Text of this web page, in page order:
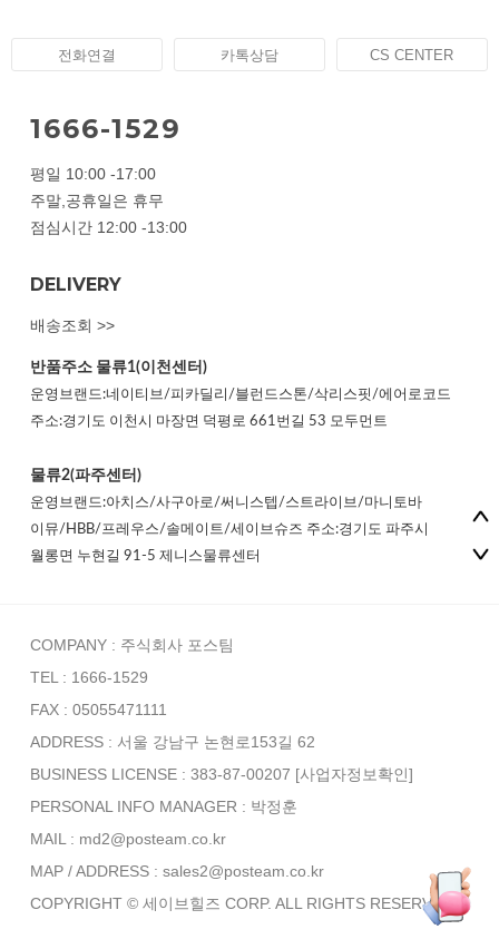
전화연결 카톡상담 CS CENTER
1666-1529
평일 10:00 -17:00
주말,공휴일은 휴무
점심시간 12:00 -13:00
DELIVERY
배송조회 >>
반품주소 물류1(이천센터)
운영브랜드:네이티브/피카딜리/블런드스톤/삭리스핏/에어로코드
주소:경기도 이천시 마장면 덕평로 661번길 53 모두먼트
물류2(파주센터)
운영브랜드:아치스/사구아로/써니스텝/스트라이브/마니토바
이뮤/HBB/프레우스/솔메이트/세이브슈즈 주소:경기도 파주시
월롱면 누현길 91-5 제니스물류센터
COMPANY : 주식회사 포스팀
TEL : 1666-1529
FAX : 05055471111
ADDRESS : 서울 강남구 논현로153길 62
BUSINESS LICENSE : 383-87-00207 [사업자정보확인]
PERSONAL INFO MANAGER : 박정훈
MAIL : md2@posteam.co.kr
MAP / ADDRESS : sales2@posteam.co.kr
COPYRIGHT © 세이브힐즈 CORP. ALL RIGHTS RESERVED.